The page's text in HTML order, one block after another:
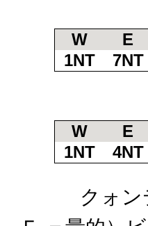
W
E
1NT
7NT
W
E
1NT
4NT
クォンテ